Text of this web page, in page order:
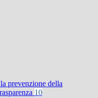
prevenzione della
10